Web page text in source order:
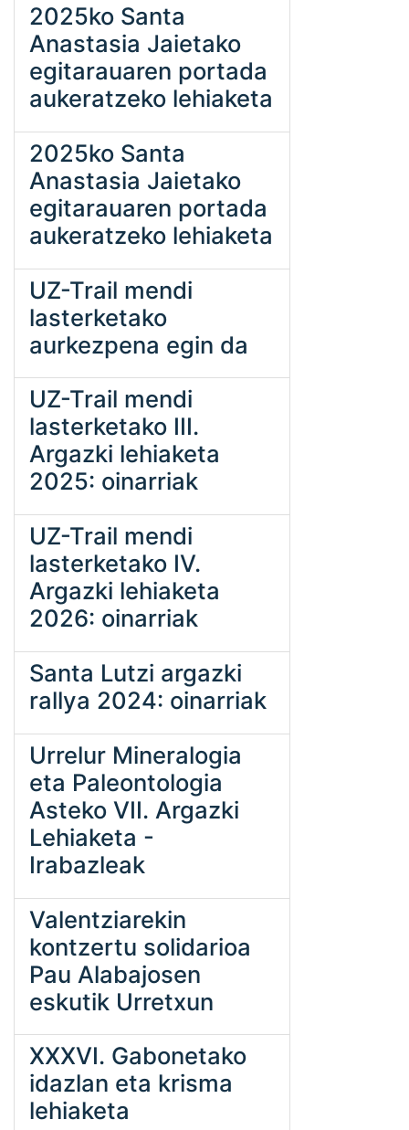
2025ko Santa
Anastasia Jaietako
egitarauaren portada
aukeratzeko lehiaketa
2025ko Santa
Anastasia Jaietako
egitarauaren portada
aukeratzeko lehiaketa
UZ-Trail mendi
lasterketako
aurkezpena egin da
UZ-Trail mendi
lasterketako III.
Argazki lehiaketa
2025: oinarriak
UZ-Trail mendi
lasterketako IV.
Argazki lehiaketa
2026: oinarriak
Santa Lutzi argazki
rallya 2024: oinarriak
Urrelur Mineralogia
eta Paleontologia
Asteko VII. Argazki
Lehiaketa -
Irabazleak
Valentziarekin
kontzertu solidarioa
Pau Alabajosen
eskutik Urretxun
XXXVI. Gabonetako
idazlan eta krisma
lehiaketa